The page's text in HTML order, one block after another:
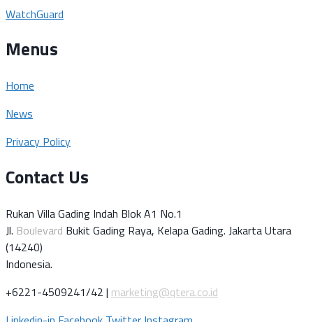
WatchGuard
Menus
Home
News
Privacy Policy
Contact Us
Rukan Villa Gading Indah Blok A1 No.1
Jl. Boulevard Bukit Gading Raya, Kelapa Gading. Jakarta Utara
(14240)
Indonesia.
+6221-4509241/42 | marketing@qtera.co.id